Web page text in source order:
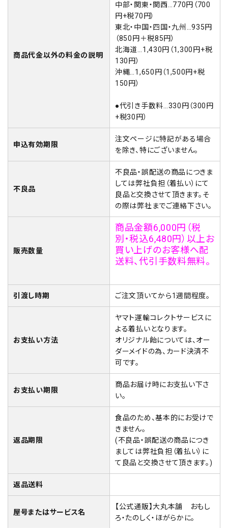
商品代金以外の料金の説明
中部・関東・関西…770円（700
円+税70円）
東北・中国・四国・九州…935円
（850円＋税85円）
北海道…1,430円（1,300円+税
130円）
沖縄…1,650円（1,500円+税
150円）
●代引き手数料…330円（300円
+税30円）
申込有効期限
注文ページに特記がある場合
を除き、特にございません。
不良品
不良品・誤配送の商品につきま
しては弊社負担（着払い）にて
良品と交換させて頂きます。そ
の際は弊社までご連絡下さい。
販売数量
商品金額6,000円（税
別・税込6,480円）以上お
買い上げのお客様へ配
送料、代引手数料無料。
引渡し時期 ご注文頂いてから1週間程度。
お支払い方法
ヤマト運輸コレクトサービスに
よる着払いとなります。
オリジナル飴については、オー
ダーメイドの為、カード決済不
可です。
お支払い期限
商品お届け時にお支払い下さ
い。
返品期限
食品のため、基本的にお受けで
きません。
(不良品・誤配送の商品につき
ましては弊社負担（着払い）に
て良品と交換させて頂きます。)
返品送料
屋号またはサービス名
【公式通販】大丸本舗 おもし
ろ・たのしく・ほがらかに。